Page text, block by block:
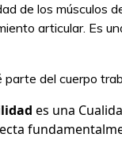
de los músculos
articular. Es
del cuerpo
es una